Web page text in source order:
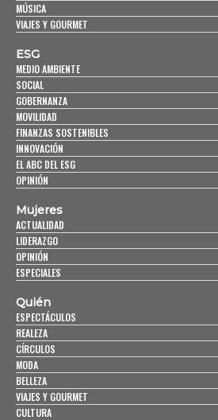
MÚSICA
VIAJES Y GOURMET
ESG
MEDIO AMBIENTE
SOCIAL
GOBERNANZA
MOVILIDAD
FINANZAS SOSTENIBLES
INNOVACIÓN
EL ABC DEL ESG
OPINIÓN
Mujeres
ACTUALIDAD
LIDERAZGO
OPINIÓN
ESPECIALES
Quién
ESPECTÁCULOS
REALEZA
CÍRCULOS
MODA
BELLEZA
VIAJES Y GOURMET
CULTURA